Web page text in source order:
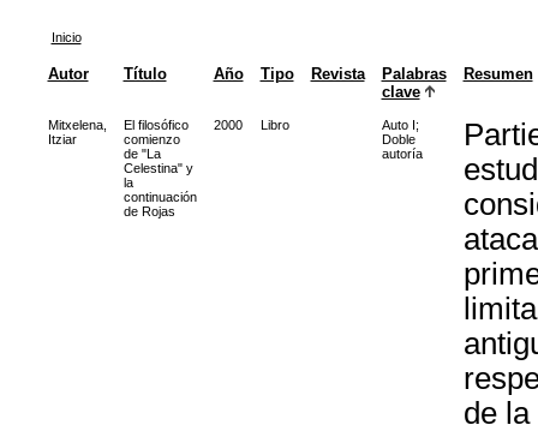
Inicio
Autor Título Año Tipo Revista
Palabras
clave
Resumen
Mitxelena,
Itziar
El filosófico
comienzo
de "La
Celestina" y
la
continuación
de Rojas
2000 Libro Auto I;
Doble
autoría
de la